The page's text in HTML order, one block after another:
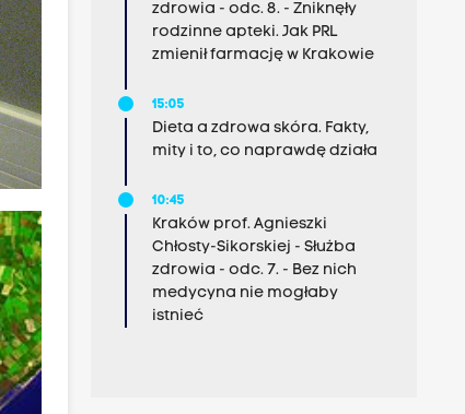
zdrowia - odc. 8. - Zniknęły
rodzinne apteki. Jak PRL
zmienił farmację w Krakowie
15:05
Dieta a zdrowa skóra. Fakty,
mity i to, co naprawdę działa
10:45
Kraków prof. Agnieszki
Chłosty-Sikorskiej - Służba
zdrowia - odc. 7. - Bez nich
medycyna nie mogłaby
istnieć